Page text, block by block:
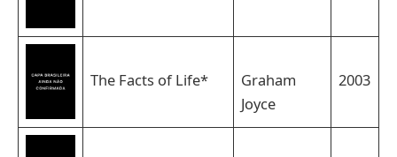
The Facts of Life*
Graham
Joyce
2003